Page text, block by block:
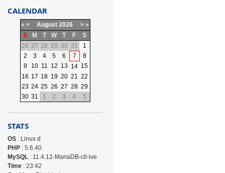
CALENDAR
« < August 2026 > »
S
M T W T F
S
26 27 28 29 30 31
1
2
3 4 5 6 7
8
9
10 11 12 13 14 15
16 17 18 19 20 21 22
23 24 25 26 27 28 29
30 31 1 2 3 4 5
STATS
OS: Linux d
PHP: 5.6.40
MySQL: 11.4.12-MariaDB-cll-lve
Time: 23:42